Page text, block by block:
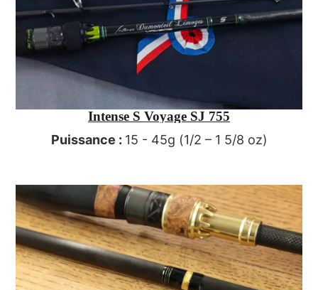
Intense S Voyage SJ 755
Puissance : 15 - 45g (1/2 – 1 5/8 oz)